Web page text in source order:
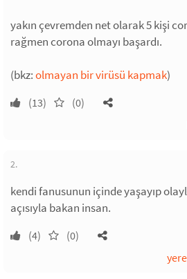
yakın çevremden net olarak 5 kişi
rağmen corona olmayı başardı.
(bkz:olmayan bir virüsü kapmak)
(13) (0)
2.
kendi fanusunun içinde yaşayıp
açısıyla bakan insan.
(4) (0)